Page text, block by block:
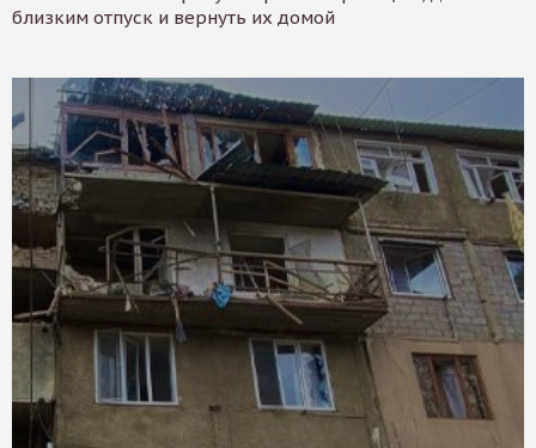
близким отпуск и вернуть их домой